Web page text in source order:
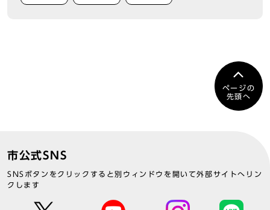
ページの
先頭へ
市公式SNS
SNSボタンをクリックすると別ウィンドウを開いて外部サイトへリン
クします